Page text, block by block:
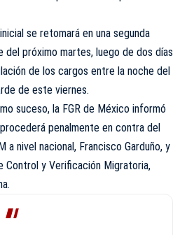
se retomará en una segunda
del próximo martes, luego de dos días
de los cargos entre la noche del
de este viernes.
suceso, la FGR de México informó
penalmente en contra del
a nivel nacional, Francisco Garduño, y
Control y Verificación Migratoria,